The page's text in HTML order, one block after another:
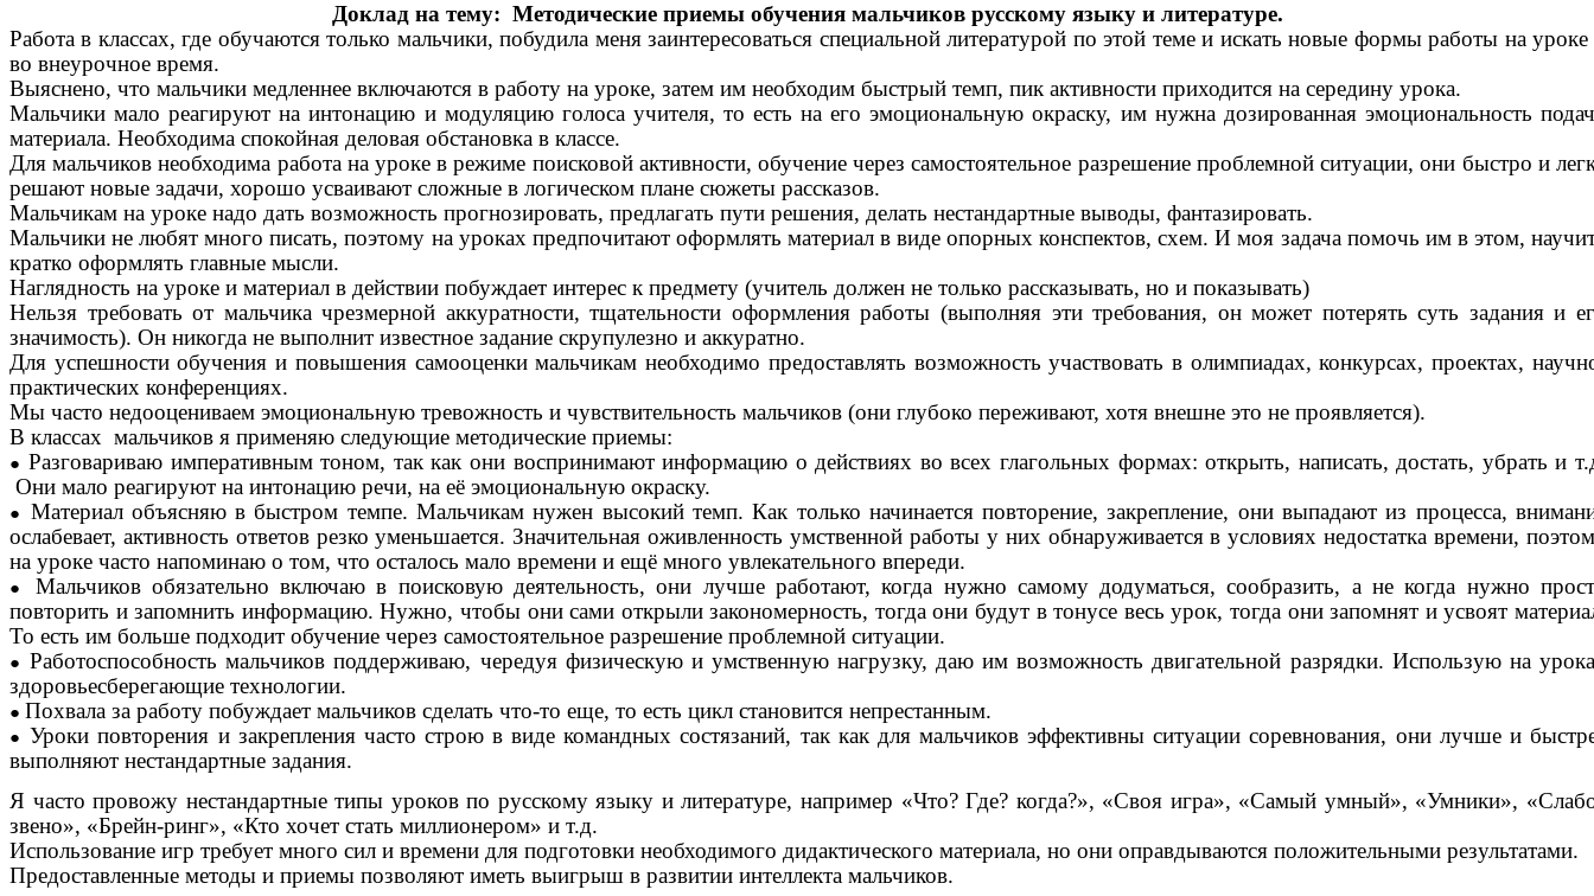
Доклад на тему: Методические приемы обучения мальчиков русскому языку и литературе.
Работа в классах, где обучаются только мальчики, побудила меня заинтересоваться специальной литературой по этой теме и искать новые формы работы на
во внеурочное время.
Выяснено, что мальчики медленнее включаются в работу на уроке, затем им необходим быстрый темп, пик активности приходится на середину урока.
Мальчики мало реагируют на интонацию и модуляцию голоса учителя, то есть на его эмоциональную окраску, им нужна дозированная эмоциональность
материала. Необходима спокойная деловая обстановка в классе.
Для мальчиков необходима работа на уроке в режиме поисковой активности, обучение через самостоятельное разрешение проблемной ситуации, они быстро и
решают новые задачи, хорошо усваивают сложные в логическом плане сюжеты рассказов.
Мальчикам на уроке надо дать возможность прогнозировать, предлагать пути решения, делать нестандартные выводы, фантазировать.
Мальчики не любят много писать, поэтому на уроках предпочитают оформлять материал в виде опорных конспектов, схем. И моя задача помочь им в этом,
кратко оформлять главные мысли.
Наглядность на уроке и материал в действии побуждает интерес к предмету (учитель должен не только рассказывать, но и показывать)
Нельзя требовать от мальчика чрезмерной аккуратности, тщательности оформления работы (выполняя эти требования, он может потерять суть задания и
значимость). Он никогда не выполнит известное задание скрупулезно и аккуратно.
Для успешности обучения и повышения самооценки мальчикам необходимо предоставлять возможность участвовать в олимпиадах, конкурсах, проектах,
практических конференциях.
Мы часто недооцениваем эмоциональную тревожность и чувствительность мальчиков (они глубоко переживают, хотя внешне это не проявляется).
В классах мальчиков я применяю следующие методические приемы:
Разговариваю императивным тоном, так как они воспринимают информацию о действиях во всех глагольных формах: открыть, написать, достать, убрать и
Они мало реагируют на интонацию речи, на её эмоциональную окраску.
Материал объясняю в быстром темпе. Мальчикам нужен высокий темп. Как только начинается повторение, закрепление, они выпадают из процесса,
ослабевает, активность ответов резко уменьшается. Значительная оживленность умственной работы у них обнаруживается в условиях недостатка времени,
на уроке часто напоминаю о том, что осталось мало времени и ещё много увлекательного впереди.
Мальчиков обязательно включаю в поисковую деятельность, они лучше работают, когда нужно самому додуматься, сообразить, а не когда нужно
повторить и запомнить информацию. Нужно, чтобы они сами открыли закономерность, тогда они будут в тонусе весь урок, тогда они запомнят и усвоят
То есть им больше подходит обучение через самостоятельное разрешение проблемной ситуации.
Работоспособность мальчиков поддерживаю, чередуя физическую и умственную нагрузку, даю им возможность двигательной разрядки. Использую на
здоровьесберегающие технологии.
Похвала за работу побуждает мальчиков сделать что-то еще, то есть цикл становится непрестанным.
Уроки повторения и закрепления часто строю в виде командных состязаний, так как для мальчиков эффективны ситуации соревнования, они лучше и
выполняют нестандартные задания.
Я часто провожу нестандартные типы уроков по русскому языку и литературе, например «Что? Где? когда?», «Своя игра», «Самый умный», «Умники»,
звено», «Брейн-ринг», «Кто хочет стать миллионером» и т.д.
Использование игр требует много сил и времени для подготовки необходимого дидактического материала, но они оправдываются положительными результатами.
Предоставленные методы и приемы позволяют иметь выигрыш в развитии интеллекта мальчиков.